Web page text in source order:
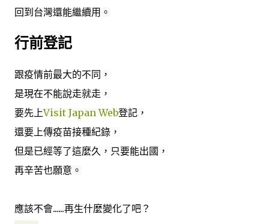
回到台灣還能繼續用。
行前登記
跟疫情前最大的不同，
是現在不能說走就走，
要先上Visit Japan Web登記，
還要上傳疫苗接種紀錄，
但是已經等了這麼久，只要能出國，
再辛苦也願意。
應該不會......再生什麼變化了吧？